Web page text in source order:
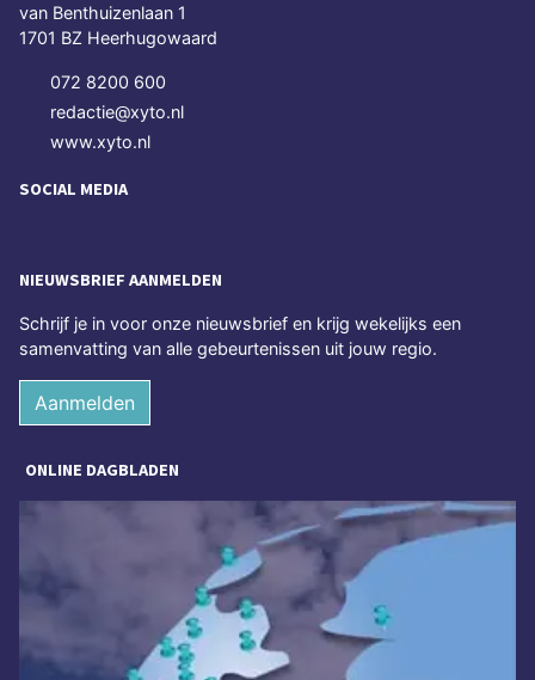
van Benthuizenlaan 1
1701 BZ Heerhugowaard
072 8200 600
redactie@xyto.nl
www.xyto.nl
SOCIAL MEDIA
NIEUWSBRIEF AANMELDEN
Schrijf je in voor onze nieuwsbrief en krijg wekelijks een
samenvatting van alle gebeurtenissen uit jouw regio.
Aanmelden
ONLINE DAGBLADEN